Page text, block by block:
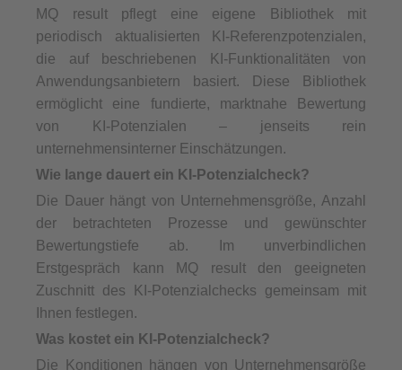
MQ result pflegt eine eigene Bibliothek mit
periodisch aktualisierten KI-Referenzpotenzialen,
die auf beschriebenen KI-Funktionalitäten von
Anwendungsanbietern basiert. Diese Bibliothek
ermöglicht eine fundierte, marktnahe Bewertung
von KI-Potenzialen – jenseits rein
unternehmensinterner Einschätzungen.
Wie lange dauert ein KI-Potenzialcheck?
Die Dauer hängt von Unternehmensgröße, Anzahl
der betrachteten Prozesse und gewünschter
Bewertungstiefe ab. Im unverbindlichen
Erstgespräch kann MQ result den geeigneten
Zuschnitt des KI-Potenzialchecks gemeinsam mit
Ihnen festlegen.
Was kostet ein KI-Potenzialcheck?
Die Konditionen hängen von Unternehmensgröße